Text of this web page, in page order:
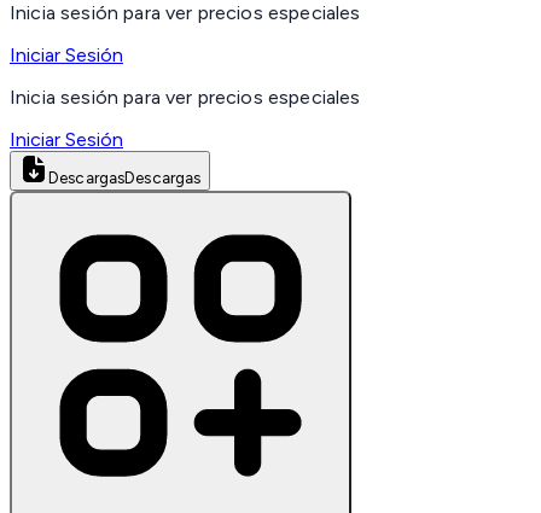
Inicia sesión para ver precios especiales
Iniciar Sesión
Inicia sesión para ver precios especiales
Iniciar Sesión
DescargasDescargas